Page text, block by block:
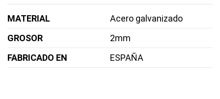
MATERIAL
Acero galvanizado
GROSOR
2mm
FABRICADO EN
ESPAÑA